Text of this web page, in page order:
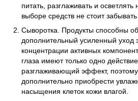
питать, разглаживать и
выборе средств не стоит забывать
Сыворотка. Продукты способны
дополнительный усиленный уход
концентрации активных
глаза имеют только одно
разглаживающий эффект,
дополнительно приобрести
насыщения клеток кожи влагой.